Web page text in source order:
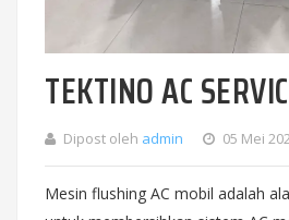
TEKTINO AC
Dipost oleh admin 05 Mei
Mesin flushing AC mobil adalah